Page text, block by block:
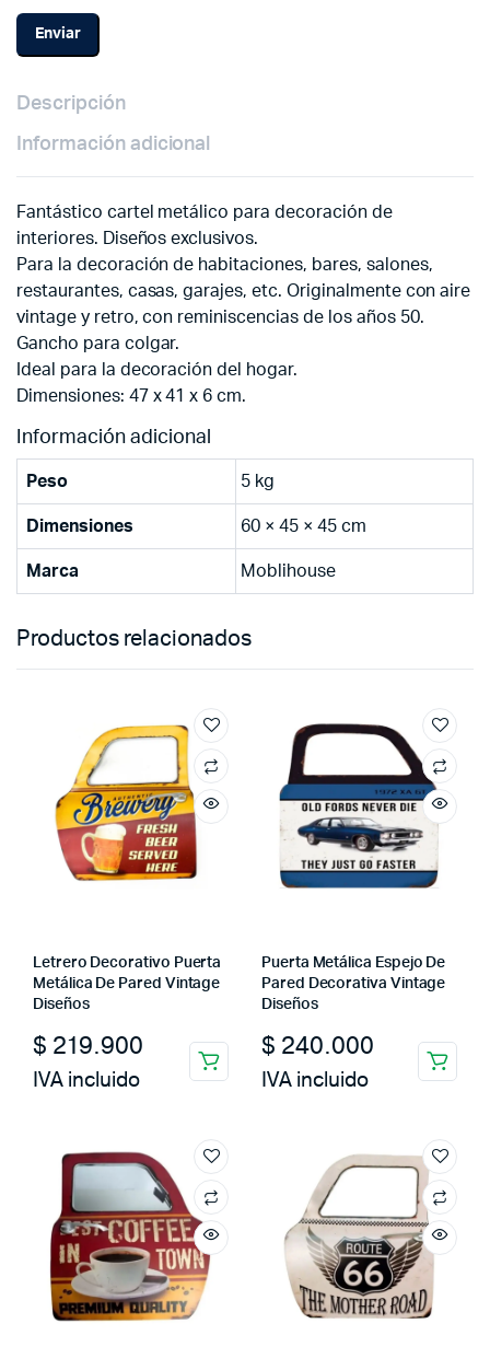
Descripción
Información adicional
Fantástico cartel metálico para decoración de
interiores. Diseños exclusivos.
Para la decoración de habitaciones, bares, salones,
restaurantes, casas, garajes, etc. Originalmente con aire
vintage y retro, con reminiscencias de los años 50.
Gancho para colgar.
Ideal para la decoración del hogar.
Dimensiones: 47 x 41 x 6 cm.
Información adicional
Peso 5 kg
Dimensiones 60 × 45 × 45 cm
Marca Moblihouse
Productos relacionados
Letrero Decorativo Puerta
Metálica De Pared Vintage
Diseños
$ 219.900
IVA incluido
Puerta Metálica Espejo De
Pared Decorativa Vintage
Diseños
$ 240.000
IVA incluido